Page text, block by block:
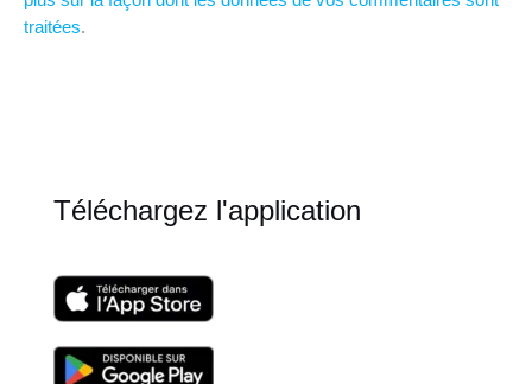
traitées.
Téléchargez l'application